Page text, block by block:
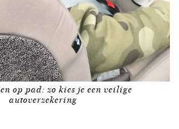
op pad: zo kies je een veilige
autoverzekering